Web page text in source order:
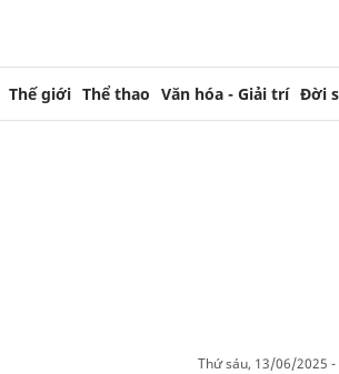
Thế giới Thể thao Văn hóa - Giải trí Đời
thứ sáu, 13/06/2025